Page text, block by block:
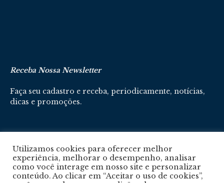
Receba Nossa Newsletter
Faça seu cadastro e receba, periodicamente, notícias,
dicas e promoções.
Cadastre-se aqui
Utilizamos cookies para oferecer melhor
experiência, melhorar o desempenho, analisar
como você interage em nosso site e personalizar
conteúdo. Ao clicar em “Aceitar o uso de cookies”,